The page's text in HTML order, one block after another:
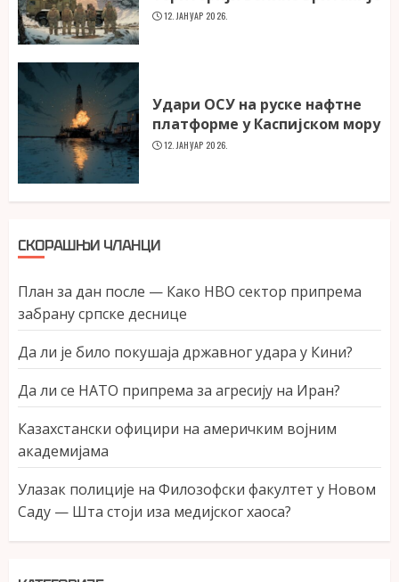
12. ЈАНУАР 2026.
Удари ОСУ на руске нафтне
платформе у Каспијском мору
12. ЈАНУАР 2026.
СКОРАШЊИ ЧЛАНЦИ
План за дан после — Како НВО сектор припрема
забрану српске деснице
Да ли је било покушаја државног удара у Кини?
Да ли се НАТО припрема за агресију на Иран?
Казахстански официри на америчким војним
академијама
Улазак полиције на Филозофски факултет у Новом
Саду — Шта стоји иза медијског хаоса?